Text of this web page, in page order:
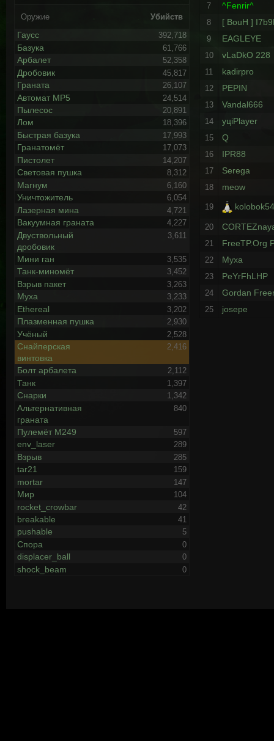
Оружие Убийств
Гаусс 392,718
Базука 61,766
Арбалет 52,358
Дробовик 45,817
Граната 26,107
Автомат MP5 24,514
Пылесос 20,891
Лом 18,396
Быстрая базука 17,993
Гранатомёт 17,073
Пистолет 14,207
Световая пушка 8,312
Магнум 6,160
Уничтожитель 6,054
Лазерная мина 4,721
Вакуумная граната 4,227
Двуствольный
дробовик
3,611
Мини ган 3,535
Танк-миномёт 3,452
Взрыв пакет 3,263
Муха 3,233
Ethereal 3,202
Плазменная пушка 2,930
Учёный 2,528
Снайперская
винтовка
2,416
Болт арбалета 2,112
Танк 1,397
Снарки 1,342
Альтернативная
граната
840
Пулемёт М249 597
env_laser 289
Взрыв 285
tar21 159
mortar 147
Мир 104
rocket_crowbar 42
breakable 41
pushable 5
Спора 0
displacer_ball 0
shock_beam 0
7 ^Fenrir^
8 [ BouH ]
9 EAGLEYE
10 vLaDkO 228
11 kadirpro
12 PEPIN
13 Vandal666
14 уцiPlayer
15 Q
16 IPR88
17 Serega
18 meow
19
20
21 FreeTP.Org
22 Myxa
23 PeYrFhLHP
24 Gordan
25 josepe